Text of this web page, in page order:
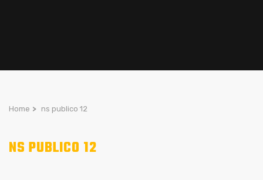
Home > ns publico 12
NS PUBLICO 12